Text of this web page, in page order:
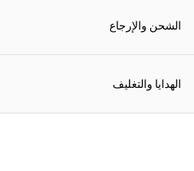
الشحن والإرجاع
الهدايا والتغليف